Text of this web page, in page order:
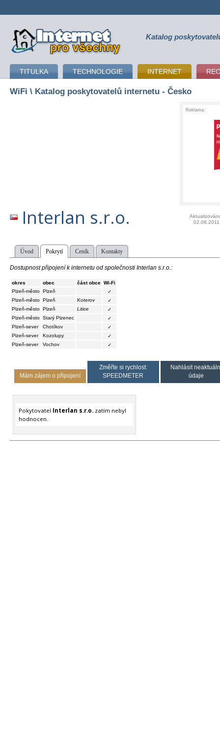
připojení k internetu Katalog
TITULKA TECHNOLOGIE INTERNET
WiFi \ Katalog poskytovatelů internetu - Česko
Reklama:
Interlan s.r.o.
02.08.2011
Úvod Pokrytí Ceník Kontakty
Dostupnost připojení k internetu od společnosti Interlan s.r.o.:
okres obec část obce Wi-Fi
Plzeň-město Plzeň
✓
Plzeň-město Plzeň Koterov
✓
Plzeň-město Plzeň Litice
✓
Plzeň-město Starý Plzenec
✓
Plzeň-sever
Chotíkov
✓
Plzeň-sever
Kozolupy
✓
Plzeň-sever
Vochov ✓
Mám zájem o připojení
Změřte si rychlost:
SPEEDMETER
Nahlásit
údaje
Pokytovatel Interlan s.r.o.zatím nebyl
hodnocen.